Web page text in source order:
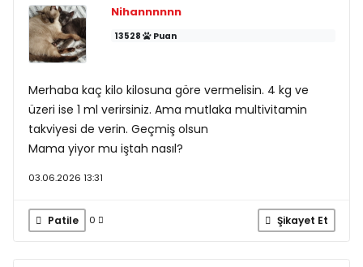
Nihannnnnn
13528 Puan
Merhaba kaç kilo kilosuna göre vermelisin. 4 kg ve
üzeri ise 1 ml verirsiniz. Ama mutlaka multivitamin
takviyesi de verin. Geçmiş olsun
Mama yiyor mu iştah nasıl?
03.06.2026 13:31
Patile 0 Şikayet Et